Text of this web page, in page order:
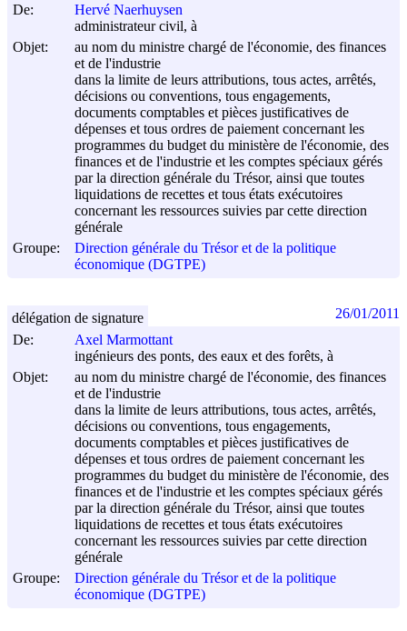
De:
Hervé Naerhuysen
administrateur civil, à
Objet:
au nom du ministre chargé de l'économie, des finances
et de l'industrie
dans la limite de leurs attributions, tous actes, arrêtés,
décisions ou conventions, tous engagements,
documents comptables et pièces justificatives de
dépenses et tous ordres de paiement concernant les
programmes du budget du ministère de l'économie, des
finances et de l'industrie et les comptes spéciaux gérés
par la direction générale du Trésor, ainsi que toutes
liquidations de recettes et tous états exécutoires
concernant les ressources suivies par cette direction
générale
Groupe:
Direction générale du Trésor et de la politique
économique (DGTPE)
De:
Axel Marmottant
ingénieurs des ponts, des eaux et des forêts, à
Objet:
au nom du ministre chargé de l'économie, des finances
et de l'industrie
dans la limite de leurs attributions, tous actes, arrêtés,
décisions ou conventions, tous engagements,
documents comptables et pièces justificatives de
dépenses et tous ordres de paiement concernant les
programmes du budget du ministère de l'économie, des
finances et de l'industrie et les comptes spéciaux gérés
par la direction générale du Trésor, ainsi que toutes
liquidations de recettes et tous états exécutoires
concernant les ressources suivies par cette direction
générale
Groupe:
Direction générale du Trésor et de la politique
économique (DGTPE)
délégation de signature 26/01/2011